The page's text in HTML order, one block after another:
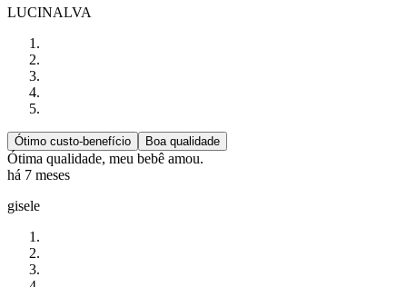
LUCINALVA
Ótimo custo-benefício Boa qualidade
Ótima qualidade, meu bebê amou.
há 7 meses
gisele